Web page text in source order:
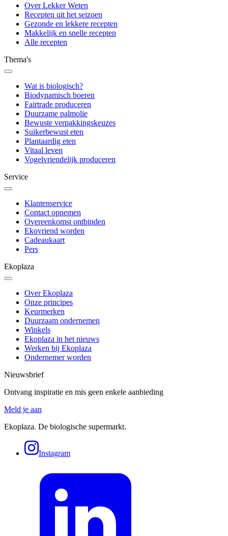
Over Lekker Weten
Recepten uit het seizoen
Gezonde en lekkere recepten
Makkelijk en snelle recepten
Alle recepten
Thema's
Wat is biologisch?
Biodynamisch boeren
Fairtrade produceren
Duurzame palmolie
Bewuste verpakkingskeuzes
Suikerbewust eten
Plantaardig eten
Vitaal leven
Vogelvriendelijk produceren
Service
Klantenservice
Contact opnemen
Overeenkomst ontbinden
Ekovriend worden
Cadeaukaart
Pers
Ekoplaza
Over Ekoplaza
Onze principes
Keurmerken
Duurzaam ondernemen
Winkels
Ekoplaza in het nieuws
Werken bij Ekoplaza
Ondernemer worden
Nieuwsbrief
Ontvang inspiratie en mis geen enkele aanbieding
Meld je aan
Ekoplaza. De biologische supermarkt.
Instagram